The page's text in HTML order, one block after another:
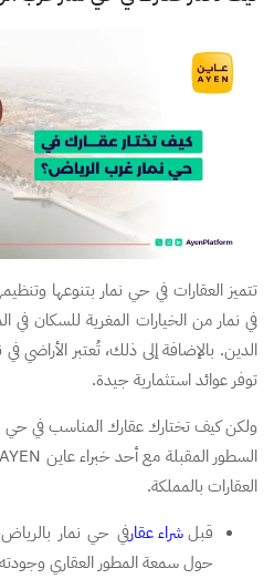
تتميز العقارات في حي نمار بتنوعها
في نمار من الخيارات المغرية للسكان
الدين. بالإضافة إلى ذلك، تُعتبر الأراضي
توفر عوائد استثمارية جيدة.
ولكن كيف تختارك عقارك المناسب في
العقارات بالمملكة.
قبلشراء عقارفي حي نمار
حول سمعة المطور العقاري وجودته